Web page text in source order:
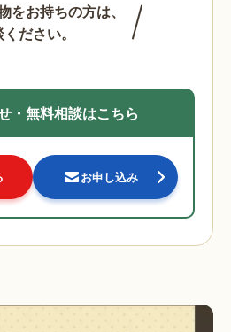
をお持ちの方は、
ださい。
・無料相談はこちら
お申し込み